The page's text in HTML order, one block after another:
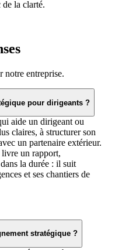
la clarté.
notre entreprise.
pour dirigeants ?
aide un dirigeant ou
claires, à structurer son
un partenaire extérieur.
un rapport,
la durée : il suit
et ses chantiers de
stratégique ?